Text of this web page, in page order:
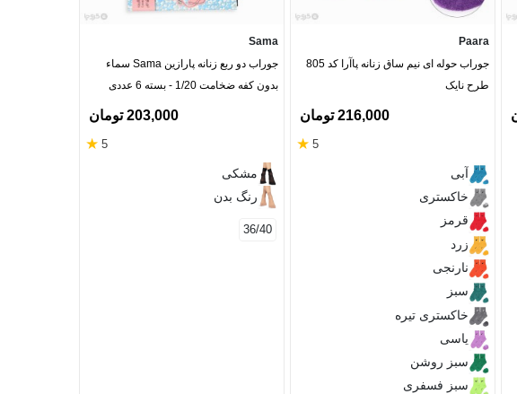
Paara
جوراب حوله ای نیم ساق زنانه پاآرا کد 805
طرح نایک
216,000 تومان
5
★
آبی
خاکستری
قرمز
زرد
نارنجی
سبز
خاکستری تیره
یاسی
سبز روشن
سبز فسفری
Sama
جوراب دو ربع زنانه پارازین Sama سماء
بدون کفه ضخامت 1/20 - بسته 6 عددی
203,000 تومان
5
★
مشکی
رنگ بدن
36/40